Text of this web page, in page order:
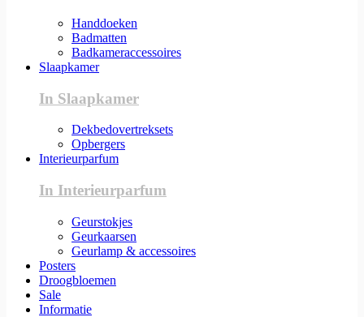
Handdoeken
Badmatten
Badkameraccessoires
Slaapkamer
In Slaapkamer
Dekbedovertreksets
Opbergers
Interieurparfum
In Interieurparfum
Geurstokjes
Geurkaarsen
Geurlamp & accessoires
Posters
Droogbloemen
Sale
Informatie